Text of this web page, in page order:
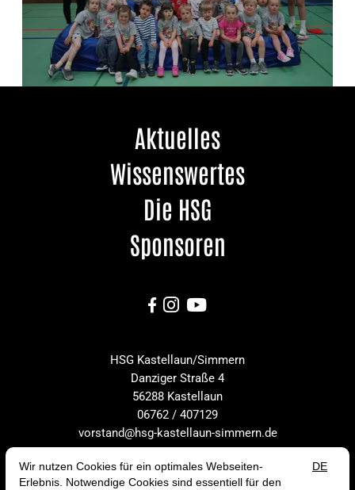
Aktuelles
Wissenswertes
Die HSG
Sponsoren
  
HSG Kastellaun/Simmern
Danziger Straße 4
56288 Kastellaun
06762 / 407129
vorstand@hsg-kastellaun-simmern.de
Ansprechpartner
Sponsor werden